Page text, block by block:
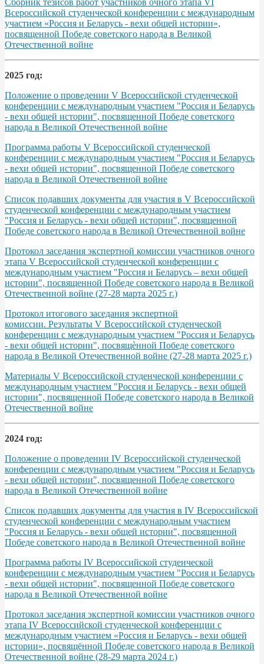
Всероссийской студенческой конференции с международным
участием «Россия и Беларусь - вехи общей истории»,
посвященной Победе советского народа в Великой
Отечественной войне
2025 год:
Положение о проведении V Всероссийской студенческой
конференции с международным участием "Россия и Беларусь
- вехи общей истории", посвященной Победе советского
народа в Великой Отечественной войне
Программа работы V Всероссийской студенческой
конференции с международным участием "Россия и Беларусь
- вехи общей истории", посвященной Победе советского
народа в Великой Отечественной войне
Список подавших документы для участия в V Всероссийской
студенческой конференции с международным участием
"Россия и Беларусь - вехи общей истории", посвященной
Победе советского народа в Великой Отечественной войне
Протокол заседания экспертной комиссии участников очного
этапа V Всероссийской студенческой конференции с
международным участием "Россия и Беларусь – вехи общей
истории", посвященной Победе советского народа в Великой
Отечественной войне (27-28 марта 2025 г.)
Протокол итогового заседания экспертной
комиссии. Результаты V Всероссийской студенческой
конференции с международным участием "Россия и Беларусь
- вехи общей истории", посвящѐнной Победе советского
народа в Великой Отечественной войне (27-28 марта 2025 г.)
Материалы V Всероссийской студенческой конференции с
международным участием "Россия и Беларусь - вехи общей
истории", посвященной Победе советского народа в Великой
Отечественной войне
2024 год:
Положение о проведении IV Всероссийской студенческой
конференции с международным участием "Россия и Беларусь
- вехи общей истории", посвященной Победе советского
народа в Великой Отечественной войне
Список подавших документы для участия в IV Всероссийской
студенческой конференции с международным участием
"Россия и Беларусь - вехи общей истории", посвященной
Победе советского народа в Великой Отечественной войне
Программа работы IV Всероссийской студенческой
конференции с международным участием "Россия и Беларусь
- вехи общей истории", посвященной Победе советского
народа в Великой Отечественной войне
Протокол заседания экспертной комиссии участников очного
этапа IV Всероссийской студенческой конференции с
международным участием «Россия и Беларусь - вехи общей
истории», посвящённой Победе советского народа в Великой
Отечественной войне (28-29 марта 2024 г.)